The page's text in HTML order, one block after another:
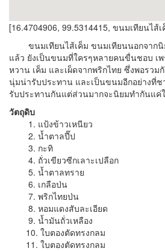
[16.4704906, 99.5314415, ขนมเทียนไส้เ
ขนมเทียนไส้เค็ม ขนมเทียนนอกจากนิ
แล้ว ยังเป็นขนมที่ใครๆหลายคนขื่นชอบ เ
หวาน เค็ม และเผ็ดจากพริกไทย ซึ่งพอรวม
นุ่มน่ารับประทาน และเป็นขนมอีกอย่างที่ช
รับประทานกันแต่ส่วนมากจะนิยมทำกันแค่
วัตถุดิบ
1. แป้งข้าวเหนียว
2. น้ำตาลปี๊ป
3. กะทิ
4. ถั่วเขียวซีกเลาะเปลือก
5. น้ำตาลทราย
6. เกลือป่น
7. พริกไทยป่น
8. หอมแดงสับละเอียด
9. น้ำมันถั่วเหลือง
10. ใบตองตัดทรงกลม
11. ใบตองตัดทรงกลม